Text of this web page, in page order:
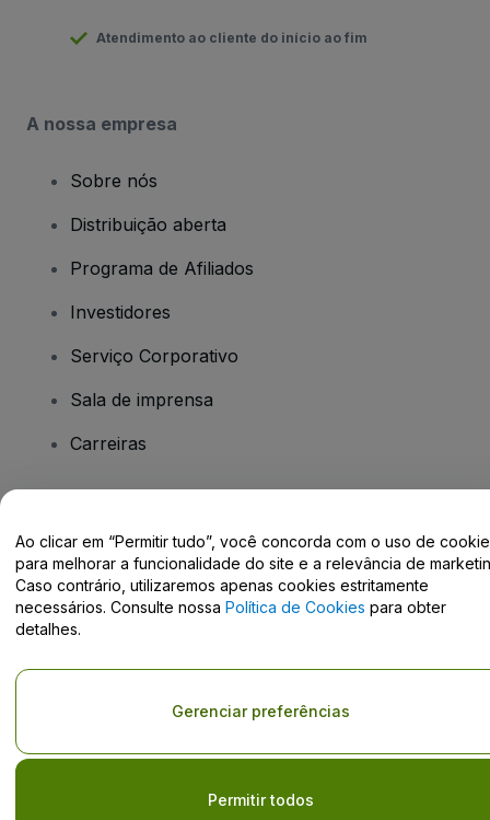
Atendimento ao cliente do início ao fim
A nossa empresa
Sobre nós
Distribuição aberta
Programa de Afiliados
Investidores
Serviço Corporativo
Sala de imprensa
Carreiras
Centro de Ajuda / Fale Conosco
Direito Autoral © viagogo GmbH 2026
Informação da Empresa
O uso deste site constitui aceitação dosTermos e Condições
Não partilhar as minhas informações pessoais/as suas opções de
Ao clicar em “Permitir tudo”, você concorda com o uso de
para melhorar a funcionalidade do site e a relevância de
Caso contrário, utilizaremos apenas cookies estritamente
necessários. Consulte nossa Política de Cookies para obter
detalhes.
Permitir todos
Gerenciar preferências